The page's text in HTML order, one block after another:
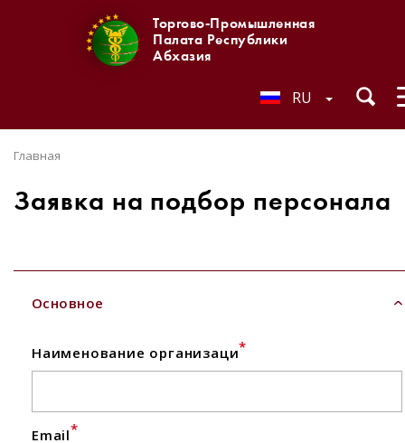
Торгово-Промышленная
Палата Республики
Абхазия
RU
Главная
Заявка на подбор персонала
Основное
Наименование организаци*
Email*